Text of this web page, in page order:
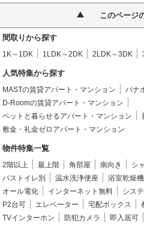
このページ
間取りから探す
1K～1DK 1LDK～2DK 2LDK～3DK
人気特集から探す
MASTの賃貸アパート・マンション
パナ
D-Roomの賃貸アパート・マンション
ペットと暮らせるアパート・マンション
敷金・礼金ゼロアパート・マンション
物件特集一覧
2階以上 最上階 角部屋 南向き シ
バストイレ別
温水洗浄便座 浴室乾燥機
オール電化
インターネット無料 シス
P2台可
エレベーター 宅配ボックス
TVインターホン
防犯カメラ 即入居可